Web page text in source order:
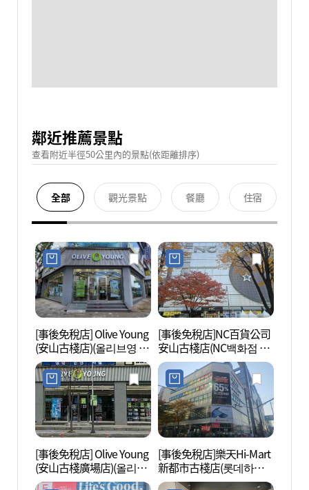
鄰近推薦景點
查看附近半徑50公里內的景點(依距離排序)
全部 觀光景點 餐廳 住宿
[事後免稅店] Olive Young
(安山古棧店)(올리브영 안
산고잔점)
[事後免稅店]NC百貨公司
安山古棧店(NC백화점 안
산고잔점)
[事後免稅店] Olive Young
(安山古棧廣場店)(올리브
영 안산고잔광장점)
[事後免稅店]樂天Hi-Mart
新都市古棧店(롯데하이
마트 신도시고잔점)